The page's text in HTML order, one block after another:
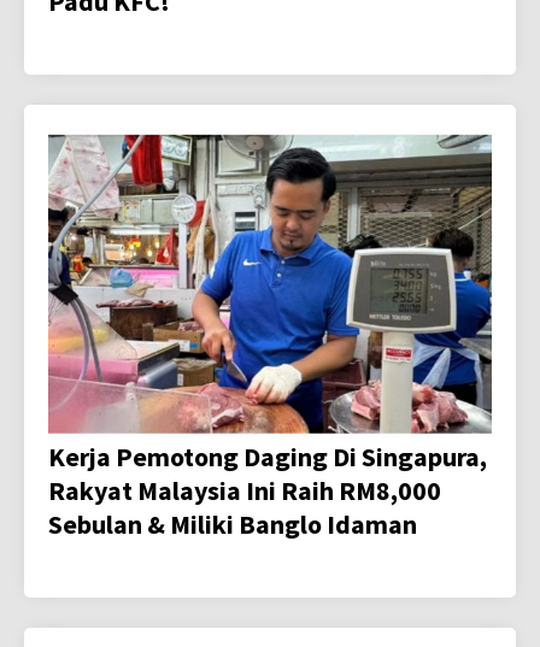
Kerja Pemotong Daging Di Singapura,
Rakyat Malaysia Ini Raih RM8,000
Sebulan & Miliki Banglo Idaman